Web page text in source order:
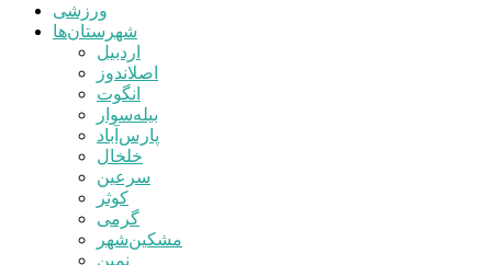
ورزشی
شهرستان‌ها
اردبیل
اصلاندوز
انگوت
بیله‌سوار
پارس‌آباد
خلخال
سرعین
کوثر
گرمی
مشکین‌شهر
نمین